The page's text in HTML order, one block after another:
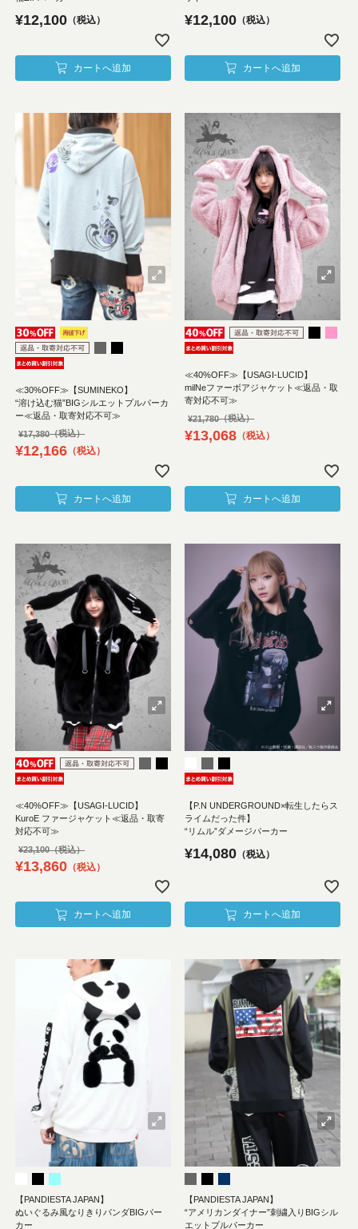
¥12,100 税込
カートへ追加
¥12,100 税込
カートへ追加
≪30%OFF≫【SUMINEKO】
“溶け込む猫”BIGシルエットプルパーカ
ー≪返品・取寄対応不可≫
¥17,380
¥12,166 税込
カートへ追加
≪40%OFF≫【USAGI-LUCID】
milNeファーボアジャケット≪返品・取
寄対応不可≫
¥21,780
¥13,068 税込
カートへ追加
≪40%OFF≫【USAGI-LUCID】
KuroE ファージャケット≪返品・取寄
対応不可≫
¥23,100
¥13,860 税込
カートへ追加
【P.N UNDERGROUND×転生したらス
ライムだった件】
“リムル”ダメージパーカー
¥14,080 税込
カートへ追加
【PANDIESTA JAPAN】
ぬいぐるみ風なりきりパンダBIGパー
カー
【PANDIESTA JAPAN】
“アメリカンダイナー”刺繍入りBIGシル
エットプルパーカー